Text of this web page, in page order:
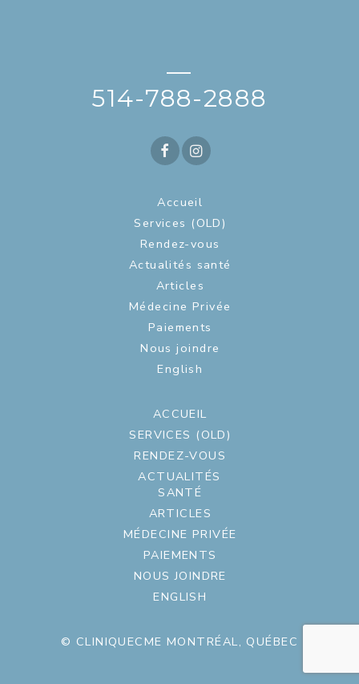
—
514-788-2888
Accueil
Services (OLD)
Rendez-vous
Actualités santé
Articles
Médecine Privée
Paiements
Nous joindre
English
ACCUEIL
SERVICES (OLD)
RENDEZ-VOUS
ACTUALITÉS
SANTÉ
ARTICLES
MÉDECINE PRIVÉE
PAIEMENTS
NOUS JOINDRE
ENGLISH
© CLINIQUECME MONTRÉAL, QUÉBEC